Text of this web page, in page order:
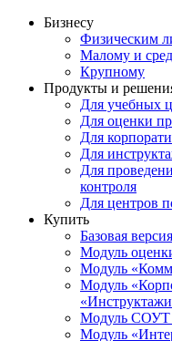
Бизнесу
Физическим
Малому и
Крупному
Продукты и
Для учебных
Для оценки
Для
Для
Для
контроля
Для центров
Купить
Базовая
Модуль
Модуль
Модуль
Модуль СОУТ
Модуль